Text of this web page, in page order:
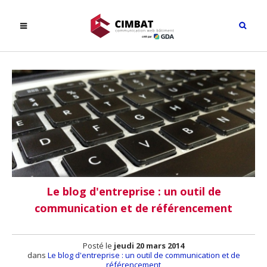
Le blog d'entreprise : un outil de
communication et de référencement
Posté le jeudi 20 mars 2014
dans Le blog d'entreprise : un outil de communication et de
référencement